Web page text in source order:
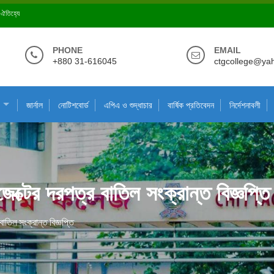
ঐতিহ্যে
PHONE
+880 31-616045
EMAIL
জার্নাল নোটিশবোর্ড এপিএ ও শুদ্ধাচার বার্ষিক প্রতিবেদন নির্দেশনাবলী
দরপত্র বাতিল সংক্রান্ত বিজ্ঞপ্তি
সংক্রান্ত বিজ্ঞপ্তি